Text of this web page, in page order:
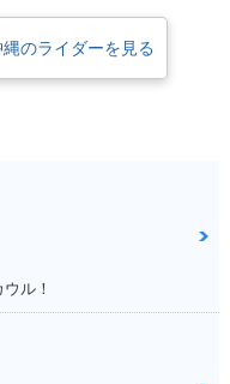
のライダーを見る
ル！